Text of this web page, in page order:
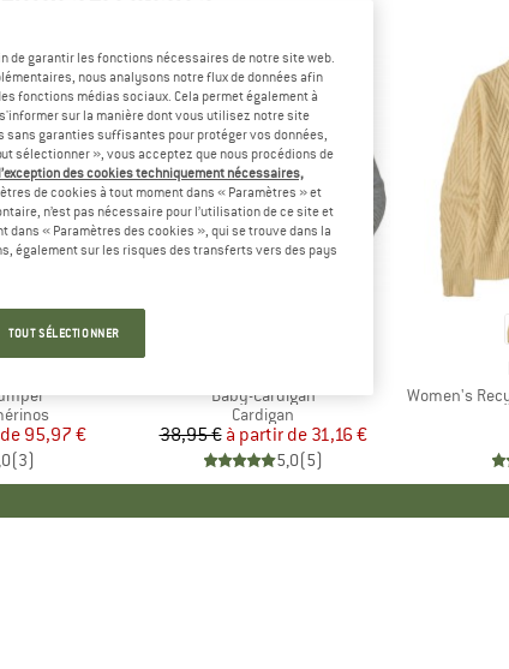
réduit
95,97 €
(3)
Article
Baby-Cardigan
Product group
Cardigan
Prix
38,95 € Prix réduit
à partir de 31,16 €
5,0(5)
Jusqu'à -20 %
Article
Women's
de garantir les fonctions nécessaires de notre site web.
nous analysons notre flux de données afin
fonctions médias sociaux. Cela permet également à
sur la manière dont vous utilisez notre site
garanties suffisantes pour protéger vos données,
sélectionner », vous acceptez que nous procédions de
des cookies techniquement nécessaires,
de cookies à tout moment dans « Paramètres » et
n’est pas nécessaire pour l’utilisation de ce site et
dans « Paramètres des cookies », qui se trouve dans la
également sur les risques des transferts vers des pays
TOUT SÉLECTIONNER